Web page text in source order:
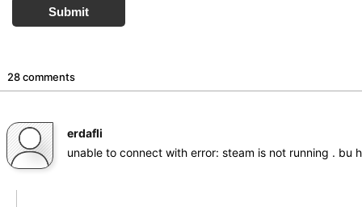
Submit
28 comments
erdafli
unable to connect with error: steam is not running . bu